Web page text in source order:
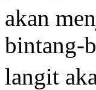
akan
bintang-
langit